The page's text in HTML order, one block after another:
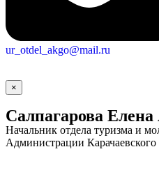
ur_otdel_akgo@mail.ru
×
Салпагарова Елена
Начальник отдела туризма и
Администрации Карачаевского